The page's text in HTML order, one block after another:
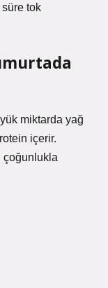
tok
miktarda yağ
içerir.
çoğunlukla